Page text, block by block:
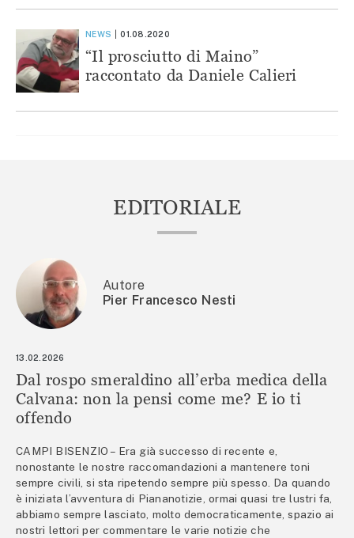
NEWS 01.08.2020
“Il prosciutto di Maino”
raccontato da Daniele Calieri
EDITORIALE
Autore
Pier Francesco Nesti
13.02.2026
Dal rospo smeraldino all’erba medica della
Calvana: non la pensi come me? E io ti
offendo
CAMPI BISENZIO – Era già successo di recente e,
nonostante le nostre raccomandazioni a mantenere toni
sempre civili, si sta ripetendo sempre più spesso. Da quando
è iniziata l’avventura di Piananotizie, ormai quasi tre lustri fa,
abbiamo sempre lasciato, molto democraticamente, spazio ai
nostri lettori per commentare le varie notizie che